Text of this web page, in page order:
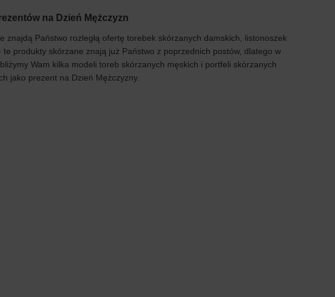
na Dzień Mężczyzn
znajdą Państwo rozległą ofertę torebek skórzanych damskich, listonoszek
te produkty skórzane znają już Państwo z poprzednich postów, dlatego w
Wam kilka modeli toreb skórzanych męskich i portfeli skórzanych
jako prezent na Dzień Mężczyzny.